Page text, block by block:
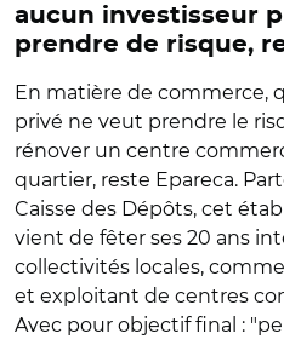
aucun investisseur
prendre de risque,
En matière de commerce,
privé ne veut prendre le
rénover un centre
quartier, reste Epareca.
Caisse des Dépôts, cet
vient de fêter ses 20 ans
collectivités locales,
et exploitant de centres
Avec pour objectif final :